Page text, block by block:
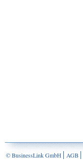
© BusinessLink GmbH AGB